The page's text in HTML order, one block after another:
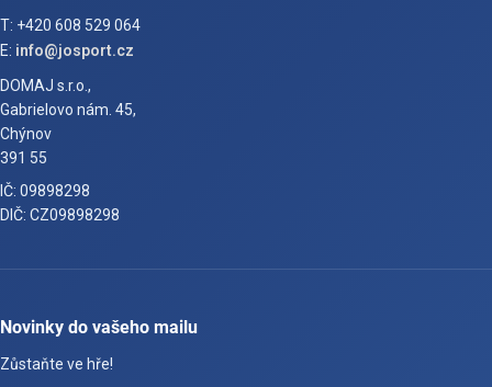
T: +420 608 529 064
E: info@josport.cz
DOMAJ s.r.o.,
Gabrielovo nám. 45,
Chýnov
391 55
IČ: 09898298
DIČ: CZ09898298
Novinky do vašeho mailu
Zůstaňte ve hře!